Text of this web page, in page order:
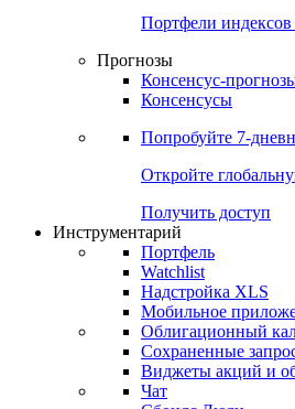
Soft Commodities
Виджет:
Портфели индексов
Прогнозы
Консенсусы
Попробуйте7-
Откройте
Получить доступ
Инструментарий
Портфель
Watchlist
Надстройка XLS
Мобильное